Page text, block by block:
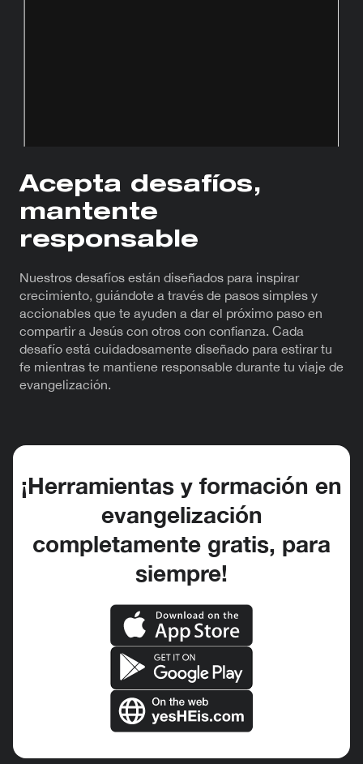
Acepta desafíos,
mantente
responsable
Nuestros desafíos están diseñados para inspirar
crecimiento, guiándote a través de pasos simples y
accionables que te ayuden a dar el próximo paso en
compartir a Jesús con otros con confianza. Cada
desafío está cuidadosamente diseñado para estirar tu
fe mientras te mantiene responsable durante tu viaje de
evangelización.
¡Herramientas y formación en
evangelización
completamente gratis, para
siempre!